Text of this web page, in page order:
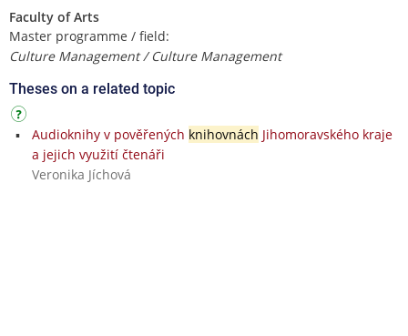
Faculty of Arts
Master programme / field:
Culture Management / Culture Management
Theses on a related topic
Audioknihy v pověřených knihovnách Jihomoravského kraje
a jejich využití čtenáři
Veronika Jíchová